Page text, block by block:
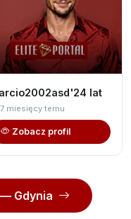
lat
7 miesięcy temu
Zobacz profil
Gdynia